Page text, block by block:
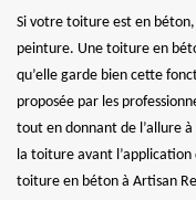
Si votre toiture est en béton,
peinture. Une toiture en
qu’elle garde bien cette
proposée par les
tout en donnant de l’allure
la toiture avant
toiture en béton à Artisan